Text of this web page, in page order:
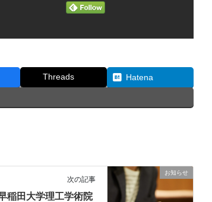
Threads Hatena
お知らせ
次の記事
稲田大学理工学術院